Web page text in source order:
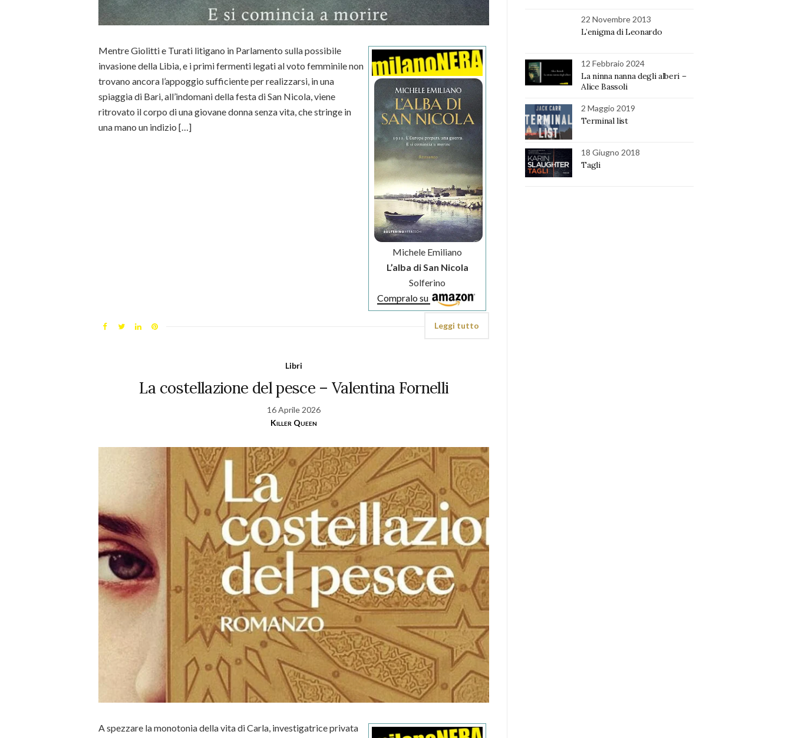
Michele Emiliano
L’alba di San Nicola
Solferino
Compralo su
Mentre Giolitti e Turati litigano in Parlamento sulla possibile
invasione della Libia, e i primi fermenti legati al voto femminile non
trovano ancora l’appoggio sufficiente per realizzarsi, in una
spiaggia di Bari, all’indomani della festa di San Nicola, viene
ritrovato il corpo di una giovane donna senza vita, che stringe in
una mano un indizio […]
Leggi tutto
Libri
La costellazione del pesce – Valentina Fornelli
16 Aprile 2026
Killer Queen
A spezzare la monotonia della vita di Carla, investigatrice privata
22 Novembre 2013
L’enigma di Leonardo
12 Febbraio 2024
La ninna nanna degli alberi –
Alice Bassoli
2 Maggio 2019
Terminal list
18 Giugno 2018
Tagli